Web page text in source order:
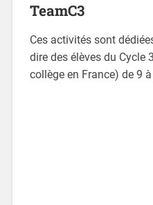
TeamC3
Ces activités sont
dire des élèves du Cycle
collège en France) de 9